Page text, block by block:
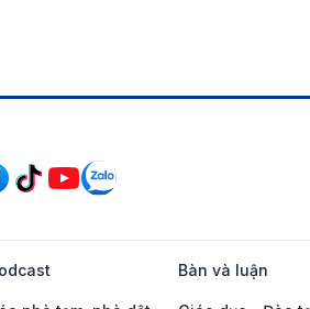
Bàn và luận